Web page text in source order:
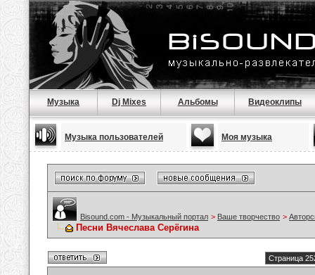
Музыка Dj Mixes Альбомы Видеоклипы
Музыка пользователей Моя музыка
Bisound.com - Музыкальный портал > Ваше творчество >
Песни Вячеслава Серёгина
Страница